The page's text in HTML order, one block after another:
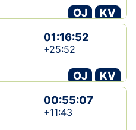
OJ
KV
01:16:52
+25:52
OJ
KV
00:55:07
+11:43